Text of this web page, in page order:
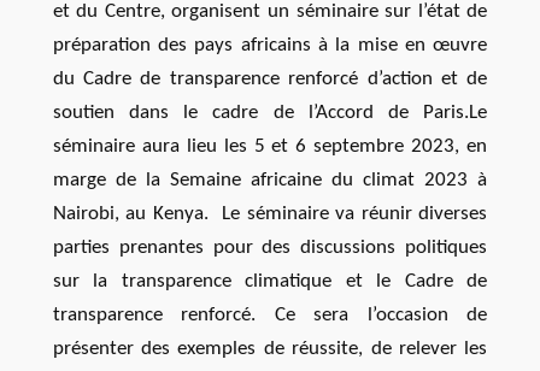
et du Centre, organisent un séminaire sur l’état de
préparation des pays africains à la mise en œuvre
du Cadre de transparence renforcé d’action et de
soutien dans le cadre de l’Accord de Paris.Le
séminaire aura lieu les 5 et 6 septembre 2023, en
marge de la Semaine africaine du climat 2023 à
Nairobi, au Kenya.
Le séminaire va réunir diverses
parties prenantes pour des discussions politiques
sur la transparence climatique et le Cadre de
transparence renforcé. Ce sera l’occasion de
présenter des exemples de réussite, de relever les